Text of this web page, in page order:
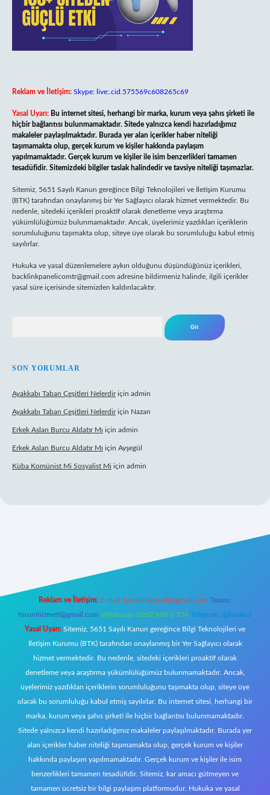
Reklam ve İletişim: Skype: live:.cid.575569c608265c69
Yasal Uyarı: Bu internet sitesi, herhangi bir marka, kurum veya şahıs şirketi ile
hiçbir bağlantısı bulunmamaktadır. Sitede yalnızca kendi hazırladığımız
makaleler paylaşılmaktadır. Burada yer alan içerikler haber niteliği
taşımamakta olup, gerçek kurum ve kişiler hakkında paylaşım
yapılmamaktadır. Gerçek kurum ve kişiler ile isim benzerlikleri tamamen
tesadüfidir. Sitemizdeki bilgiler taslak halindedir ve tavsiye niteliği taşımazlar.
Sitemiz, 5651 Sayılı Kanun gereğince Bilgi Teknolojileri ve İletişim Kurumu
(BTK) tarafından onaylanmış bir Yer Sağlayıcı olarak hizmet vermektedir. Bu
nedenle, sitedeki içerikleri proaktif olarak denetleme veya araştırma
yükümlülüğümüz bulunmamaktadır. Ancak, üyelerimiz yazdıkları içeriklerin
sorumluluğunu taşımakta olup, siteye üye olarak bu sorumluluğu kabul etmiş
sayılırlar.
Hukuka ve yasal düzenlemelere aykırı olduğunu düşündüğünüz içerikleri,
backlinkpanelicomtr@gmail.com adresine bildirmeniz halinde, ilgili içerikler
yasal süre içerisinde sitemizden kaldırılacaktır.
SON YORUMLAR
Ayakkabı Taban Çeşitleri Nelerdiriçin admin
Ayakkabı Taban Çeşitleri Nelerdiriçin Nazan
Erkek Aslan Burcu Aldatır Mı için admin
Erkek Aslan Burcu Aldatır Mı için Ayşegül
Küba Komünist Mi Sosyalist Mi için admin
elexbetgiris.org
Reklam ve İletişim: E-mail: backlinkpaneli@gmail.com Teams:
forumhizmeti@gmail.com Whatsapp: 0262 606 0 726 Telegram: @karabul
Yasal Uyarı: Sitemiz, 5651 Sayılı Kanun gereğince Bilgi Teknolojileri ve
İletişim Kurumu (BTK) tarafından onaylanmış bir Yer Sağlayıcı olarak
hizmet vermektedir. Bu nedenle, sitedeki içerikleri proaktif olarak
denetleme veya araştırma yükümlülüğümüz bulunmamaktadır. Ancak,
üyelerimiz yazdıkları içeriklerin sorumluluğunu taşımakta olup, siteye üye
olarak bu sorumluluğu kabul etmiş sayılırlar. Bu internet sitesi, herhangi bir
marka, kurum veya şahıs şirketi ile hiçbir bağlantısı bulunmamaktadır.
Sitede yalnızca kendi hazırladığımız makaleler paylaşılmaktadır. Burada yer
alan içerikler haber niteliği taşımamakta olup, gerçek kurum ve kişiler
hakkında paylaşım yapılmamaktadır. Gerçek kurum ve kişiler ile isim
benzerlikleri tamamen tesadüfidir. Sitemiz, kar amacı gütmeyen ve
tamamen ücretsiz bir bilgi paylaşım platformudur. Hukuka ve yasal